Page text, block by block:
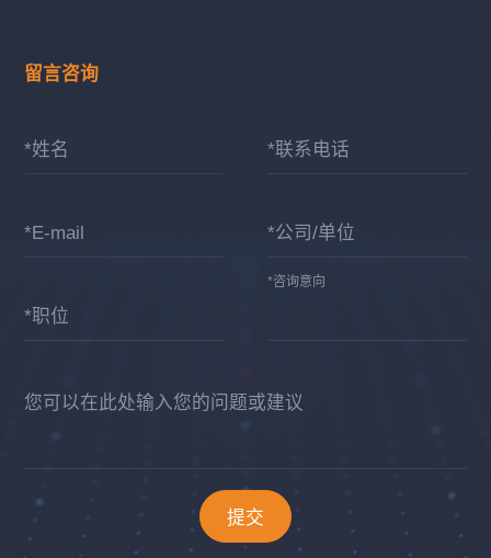
留言咨询
*姓名 *联系电话
*E-mail *公司/单位
*职位
*咨询意向
您可以在此处输入您的问题或建议
提交